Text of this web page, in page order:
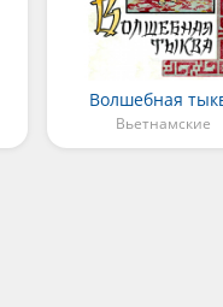
Волшебная
Вьетнамские